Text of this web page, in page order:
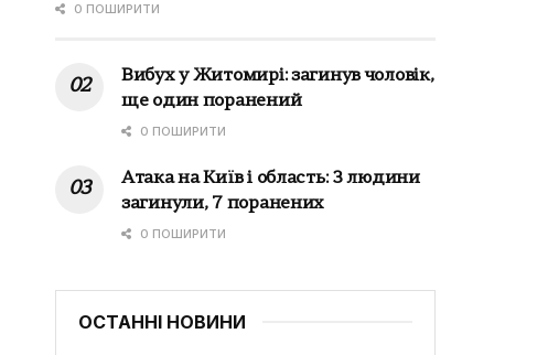
0 ПОШИРИТИ
Вибух у Житомирі: загинув чоловік,
ще один поранений
0 ПОШИРИТИ
Атака на Київ і область: 3 людини
загинули, 7 поранених
0 ПОШИРИТИ
ОСТАННІ НОВИНИ